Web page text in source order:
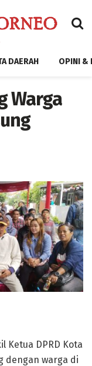
DAERAH OPINI &
Warga
Ketua DPRD Kota
dengan warga di